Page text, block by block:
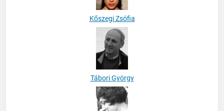
Tábori György
Tamás Dorka